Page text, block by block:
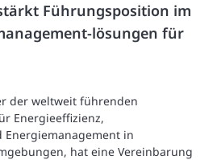
Führungsposition im
lösungen für
der weltweit führenden
Energieeffizienz,
in
hat eine Vereinbarung